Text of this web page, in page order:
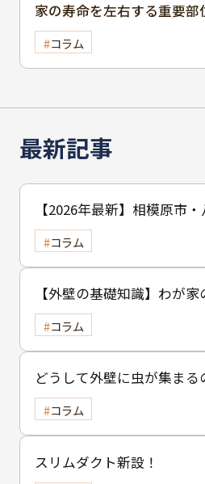
最新記事
【2026年最新】相模原市
壁塗装完全ガイド｜費用・
業者選びを徹底解説
コラム
【外壁の基礎知識】わが
れ？塗装ができる主な外壁
い外壁」の見分け方
コラム
どうして外壁に虫が集まる
コラム
スリムダクト新設！
家の寿命を左右する重要部
たい「屋根パーツ」の名称
コラム